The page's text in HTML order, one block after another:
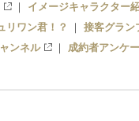
イメージキャラクター
リワン君！？
接客グラン
ンネル
成約者アンケ